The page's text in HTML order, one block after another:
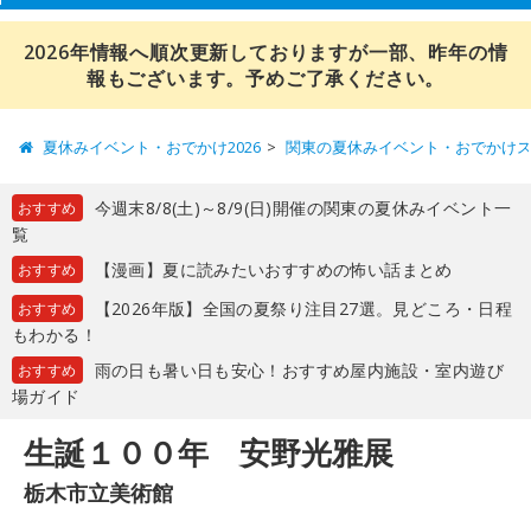
2026年情報へ順次更新しておりますが一部、昨年の情
報もございます。予めご了承ください。
夏休みイベント・おでかけ2026 関東の夏休みイベント・おでかけ
おすすめ
今週末8/8(土)～8/9(日)開催の関東の夏休みイベント一
覧
おすすめ 【漫画】夏に読みたいおすすめの怖い話まとめ
おすすめ
【2026年版】全国の夏祭り注目27選。見どころ・日程
もわかる！
おすすめ
雨の日も暑い日も安心！おすすめ屋内施設・室内遊び
場ガイド
生誕１００年 安野光雅展
栃木市立美術館